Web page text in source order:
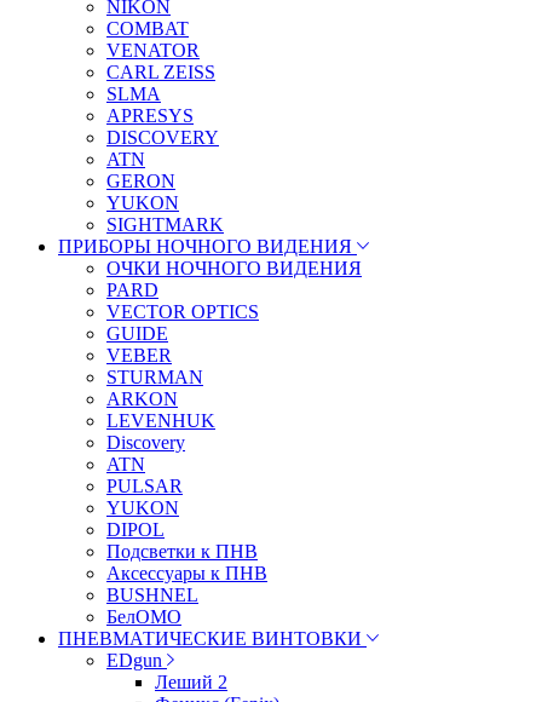
NIKON
COMBAT
VENATOR
CARL ZEISS
SLMA
APRESYS
DISCOVERY
ATN
GERON
YUKON
SIGHTMARK
ПРИБОРЫ НОЧНОГО ВИДЕНИЯ
ОЧКИ НОЧНОГО ВИДЕНИЯ
PARD
VECTOR OPTICS
GUIDE
VEBER
STURMAN
ARKON
LEVENHUK
Discovery
ATN
PULSAR
YUKON
DIPOL
Подсветки к ПНВ
Аксессуары к ПНВ
BUSHNEL
БелОМО
ПНЕВМАТИЧЕСКИЕ ВИНТОВКИ
EDgun
Леший 2